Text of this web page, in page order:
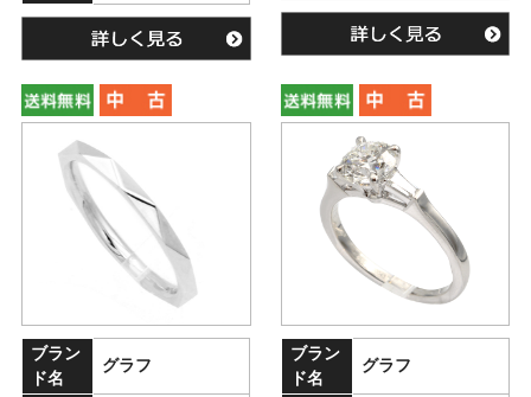
ブラン
ド名
グラフ
ブラン
ド名
グラフ